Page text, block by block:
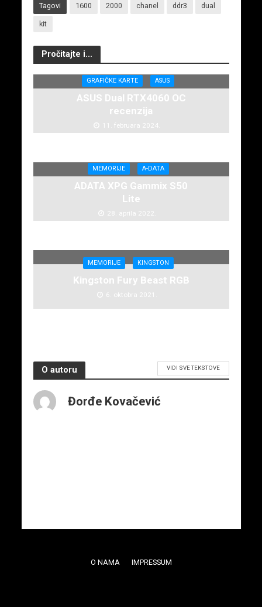
Tagovi 1600 2000 chanel ddr3 dual
kit
Pročitajte i...
GRAFIČKE KARTE ASUS
ASUS Dual RTX4060 OC
recenzija
11. februara 2024.
MEMORIJE A-DATA
ADATA XPG Gammix S50
Lite
28. aprila 2022.
MEMORIJE KINGSTON
Kingston Fury Beast RGB
6. oktobra 2021.
O autoru VIDI SVE TEKSTOVE
Đorđe Kovačević
O NAMA IMPRESSUM